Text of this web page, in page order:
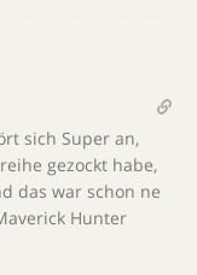
sich Super an,
gezockt habe,
das war schon ne
Hunter